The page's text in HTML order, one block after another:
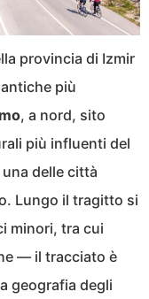
provincia di Izmir
più
, a nord, sito
più influenti del
delle città
Lungo il tragitto si
minori, tra cui
— il tracciato è
geografia degli